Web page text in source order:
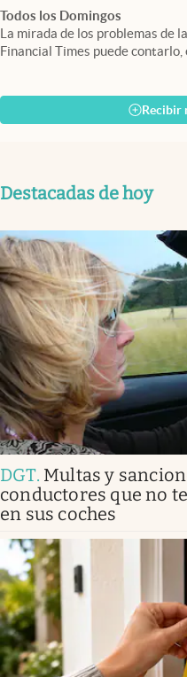
Todos los Domingos
La mirada de los problemas de
Financial Times puede contarlo,
Recibir
Destacadas de hoy
DGT. Multas y
conductores que no
en sus coches